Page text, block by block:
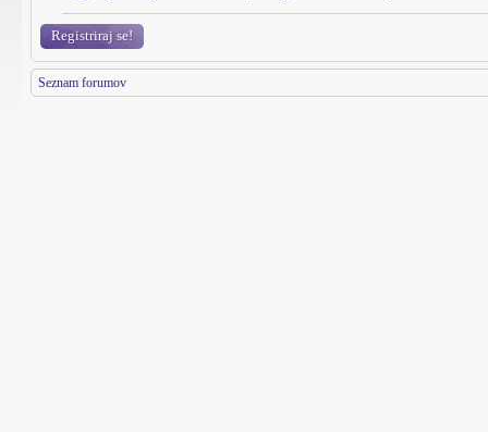
Registriraj se!
Seznam forumov